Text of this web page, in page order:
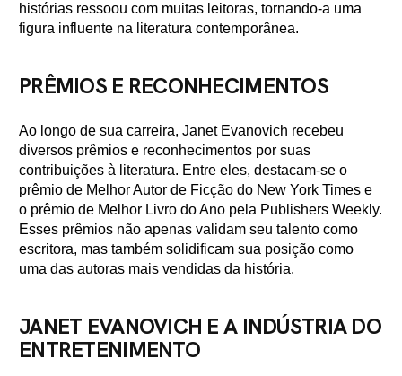
histórias ressoou com muitas leitoras, tornando-a uma
figura influente na literatura contemporânea.
PRÊMIOS E RECONHECIMENTOS
Ao longo de sua carreira, Janet Evanovich recebeu
diversos prêmios e reconhecimentos por suas
contribuições à literatura. Entre eles, destacam-se o
prêmio de Melhor Autor de Ficção do New York Times e
o prêmio de Melhor Livro do Ano pela Publishers Weekly.
Esses prêmios não apenas validam seu talento como
escritora, mas também solidificam sua posição como
uma das autoras mais vendidas da história.
JANET EVANOVICH E A INDÚSTRIA DO
ENTRETENIMENTO